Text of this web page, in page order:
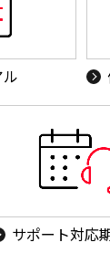
サポート対応